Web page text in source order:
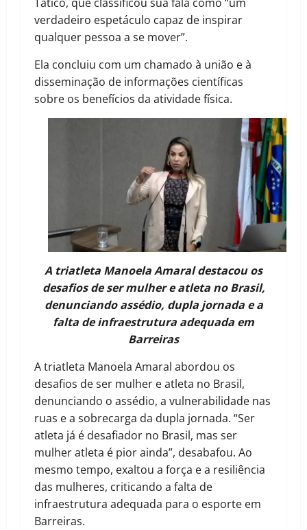
verdadeiro espetáculo capaz de inspirar
qualquer pessoa a se mover”.
Ela concluiu com um chamado à união e à
disseminação de informações científicas
sobre os benefícios da atividade física.
A triatleta Manoela Amaral destacou os
desafios de ser mulher e atleta no Brasil,
denunciando assédio, dupla jornada e a
falta de infraestrutura adequada em
Barreiras
A triatleta Manoela Amaral abordou os
desafios de ser mulher e atleta no Brasil,
denunciando o assédio, a vulnerabilidade nas
ruas e a sobrecarga da dupla jornada. “Ser
atleta já é desafiador no Brasil, mas ser
mulher atleta é pior ainda”, desabafou. Ao
mesmo tempo, exaltou a força e a resiliência
das mulheres, criticando a falta de
infraestrutura adequada para o esporte em
Barreiras.